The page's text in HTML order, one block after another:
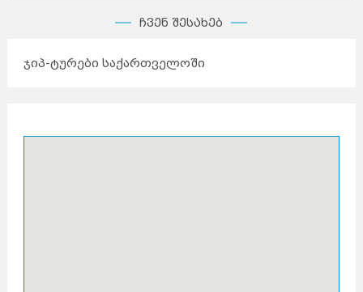
ჩვენ შესახებ
ჯიპ-ტურები საქართველოში